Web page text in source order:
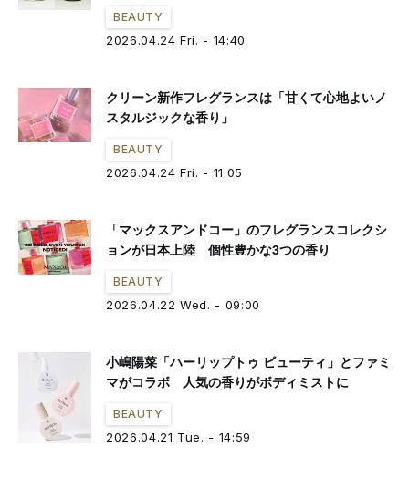
BEAUTY
2026.04.24 Fri. - 14:40
クリーン新作フレグランスは「甘くて心地よいノ
スタルジックな香り」
BEAUTY
2026.04.24 Fri. - 11:05
「マックスアンドコー」のフレグランスコレクシ
ョンが日本上陸 個性豊かな3つの香り
BEAUTY
2026.04.22 Wed. - 09:00
小嶋陽菜「ハーリップトゥ ビューティ」とファミ
マがコラボ 人気の香りがボディミストに
BEAUTY
2026.04.21 Tue. - 14:59